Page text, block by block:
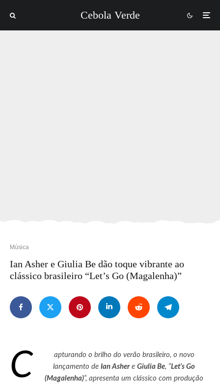
Cebola Verde
Música
Ian Asher e Giulia Be dão toque vibrante ao
clássico brasileiro “Let’s Go (Magalenha)”
C
apturando o brilho do verão brasileiro, o novo
lançamento de Ian Ashere Giulia Be, “Let’s Go
(Magalenha)“, apresenta um clássico com produção